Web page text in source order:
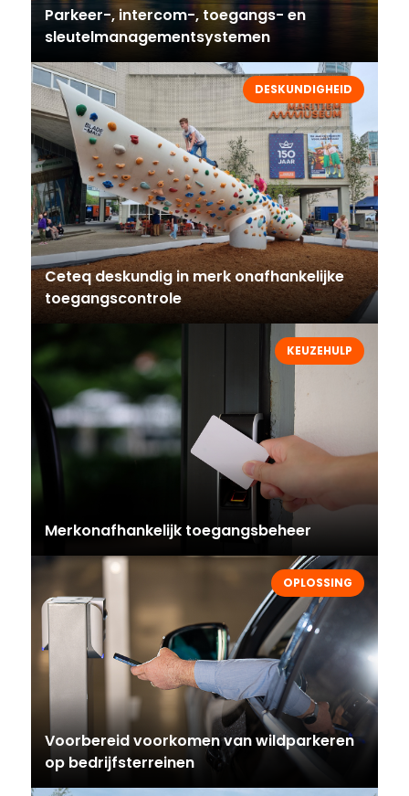
Parkeer-, intercom-, toegangs- en
sleutelmanagementsystemen
DESKUNDIGHEID
Ceteq deskundig in merk onafhankelijke
toegangscontrole
KEUZEHULP
Merkonafhankelijk toegangsbeheer
OPLOSSING
Voorbereid voorkomen van wildparkeren
op bedrijfsterreinen